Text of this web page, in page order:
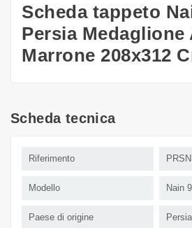
Scheda tappeto
Persia Medaglione
Marrone 208x312
Scheda tecnica
Riferimento
Modello Nain
Paese di origine Persia